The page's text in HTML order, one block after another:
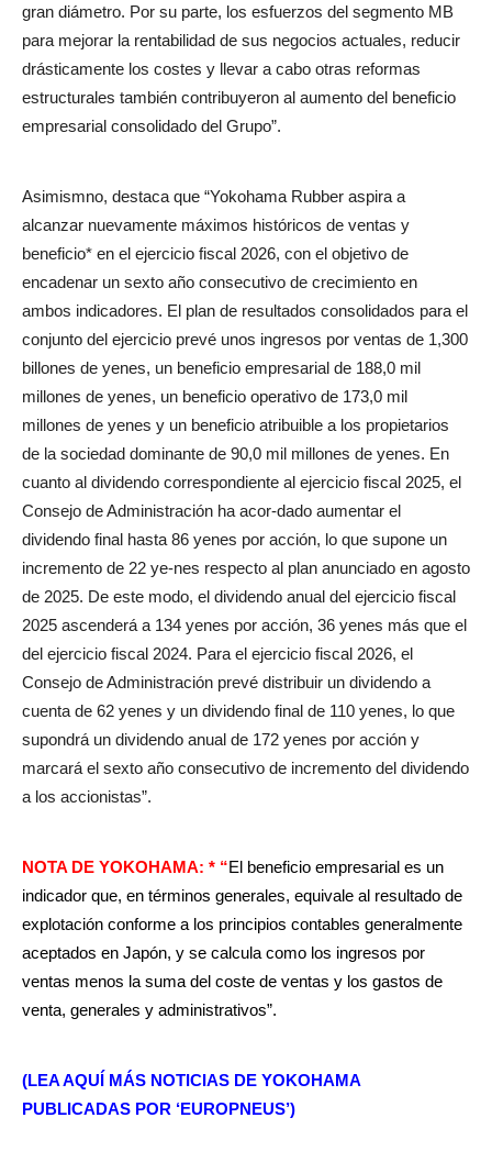
gran diámetro. Por su parte, los esfuerzos del segmento MB
para mejorar la rentabilidad de sus negocios actuales, reducir
drásticamente los costes y llevar a cabo otras reformas
estructurales también contribuyeron al aumento del beneficio
empresarial consolidado del Grupo”.
Asimismno, destaca que “Yokohama Rubber aspira a
alcanzar nuevamente máximos históricos de ventas y
beneficio* en el ejercicio fiscal 2026, con el objetivo de
encadenar un sexto año consecutivo de crecimiento en
ambos indicadores. El plan de resultados consolidados para el
conjunto del ejercicio prevé unos ingresos por ventas de 1,300
billones de yenes, un beneficio empresarial de 188,0 mil
millones de yenes, un beneficio operativo de 173,0 mil
millones de yenes y un beneficio atribuible a los propietarios
de la sociedad dominante de 90,0 mil millones de yenes. En
cuanto al dividendo correspondiente al ejercicio fiscal 2025, el
Consejo de Administración ha acor-dado aumentar el
dividendo final hasta 86 yenes por acción, lo que supone un
incremento de 22 ye-nes respecto al plan anunciado en agosto
de 2025. De este modo, el dividendo anual del ejercicio fiscal
2025 ascenderá a 134 yenes por acción, 36 yenes más que el
del ejercicio fiscal 2024. Para el ejercicio fiscal 2026, el
Consejo de Administración prevé distribuir un dividendo a
cuenta de 62 yenes y un dividendo final de 110 yenes, lo que
supondrá un dividendo anual de 172 yenes por acción y
marcará el sexto año consecutivo de incremento del dividendo
a los accionistas”.
NOTA DE YOKOHAMA: * “El beneficio empresarial es un
indicador que, en términos generales, equivale al resultado de
explotación conforme a los principios contables generalmente
aceptados en Japón, y se calcula como los ingresos por
ventas menos la suma del coste de ventas y los gastos de
venta, generales y administrativos”.
(LEA AQUÍ MÁS NOTICIAS DE YOKOHAMA
PUBLICADAS POR ‘EUROPNEUS’)